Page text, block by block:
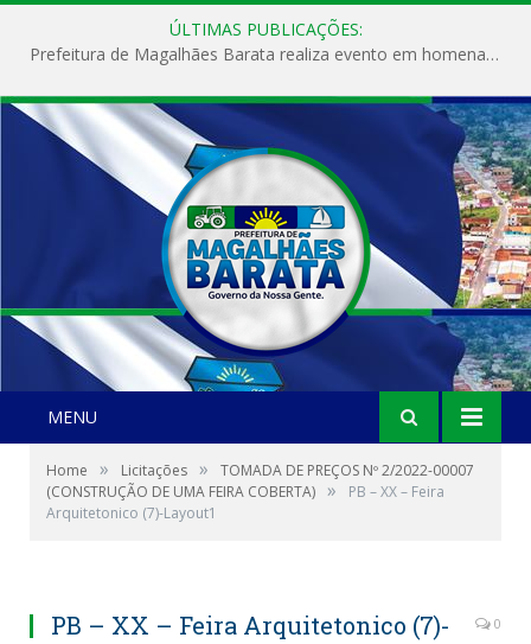
ÚLTIMAS PUBLICAÇÕES:
Prefeitura de Magalhães Barata realiza evento em homenagem ao Dia Internacional da Mulher
MENU
Home » Licitações »
TOMADA DE PREÇOS Nº 2/2022-00007
(CONSTRUÇÃO DE UMA FEIRA COBERTA) »
PB – XX – Feira
Arquitetonico (7)-Layout1
PB – XX – Feira Arquitetonico (7)-
0